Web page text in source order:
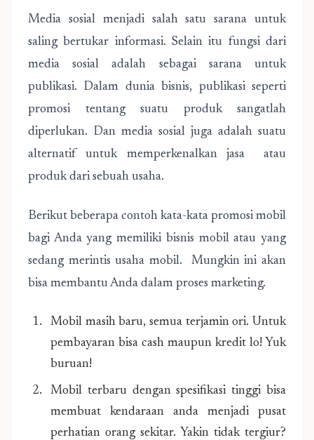
Media sosial menjadi salah satu sarana untuk
saling bertukar informasi. Selain itu fungsi dari
media sosial adalah sebagai sarana untuk
publikasi. Dalam dunia bisnis, publikasi seperti
promosi tentang suatu produk sangatlah
diperlukan. Dan media sosial juga adalah suatu
alternatif untuk memperkenalkan jasa atau
produk dari sebuah usaha.
Berikut beberapa contoh kata-kata promosi mobil
bagi Anda yang memiliki bisnis mobil atau yang
sedang merintis usaha mobil. Mungkin ini akan
bisa membantu Anda dalam proses marketing.
Mobil masih baru, semua terjamin ori. Untuk
pembayaran bisa cash maupun kredit lo! Yuk
buruan!
Mobil terbaru dengan spesifikasi tinggi bisa
membuat kendaraan anda menjadi pusat
perhatian orang sekitar. Yakin tidak tergiur?